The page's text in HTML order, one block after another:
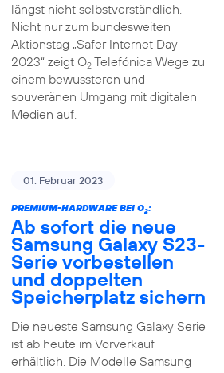
längst nicht selbstverständlich.
Nicht nur zum bundesweiten
Aktionstag „Safer Internet Day
2023“ zeigt O2Telefónica Wege zu
einem bewussteren und
souveränen Umgang mit digitalen
Medien auf.
01. Februar 2023
PREMIUM-HARDWARE BEI O2:
Ab sofort die neue
Samsung Galaxy S23-
Serie vorbestellen
und doppelten
Speicherplatz sichern
Die neueste Samsung Galaxy Serie
ist ab heute im Vorverkauf
erhältlich. Die Modelle Samsung